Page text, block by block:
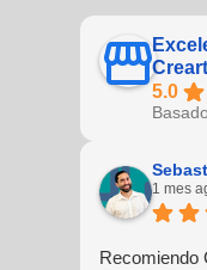
5.0
1 mes
Recomiendo